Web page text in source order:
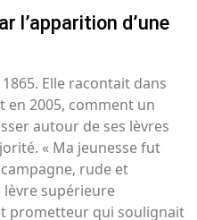
l’apparition d’une
Elle racontait dans
2005, comment un
autour de ses lèvres
« Ma jeunesse fut
rude et
lèvre supérieure
prometteur qui soulignait